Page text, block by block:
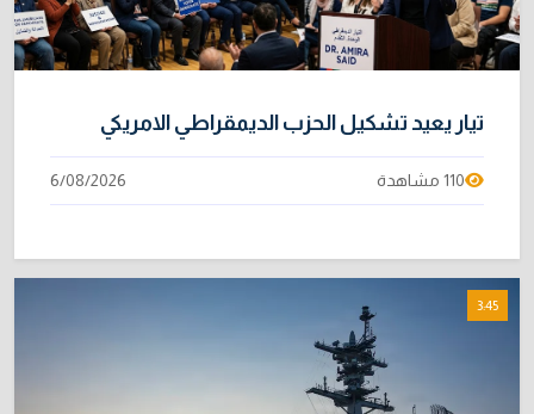
الموظفين
4/08/2026
تيار يعيد تشكيل الحزب الديمقراطي الامريكي
110 مشاهدة 6/08/2026
3:45